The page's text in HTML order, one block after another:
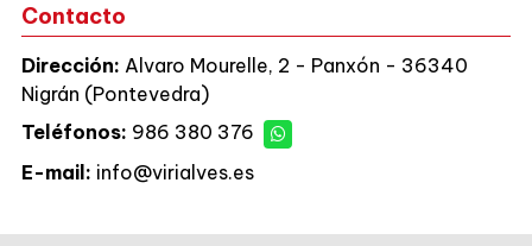
Contacto
Dirección: Alvaro Mourelle, 2 - Panxón - 36340
Nigrán (Pontevedra)
Teléfonos: 986 380 376
E-mail: info@virialves.es